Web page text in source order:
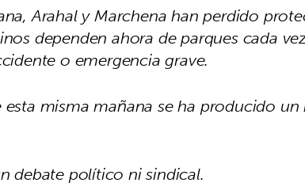
Arahal y Marchena han perdido
dependen ahora de parques cada
o emergencia grave.
esta misma mañana se ha producido
debate político ni sindical.